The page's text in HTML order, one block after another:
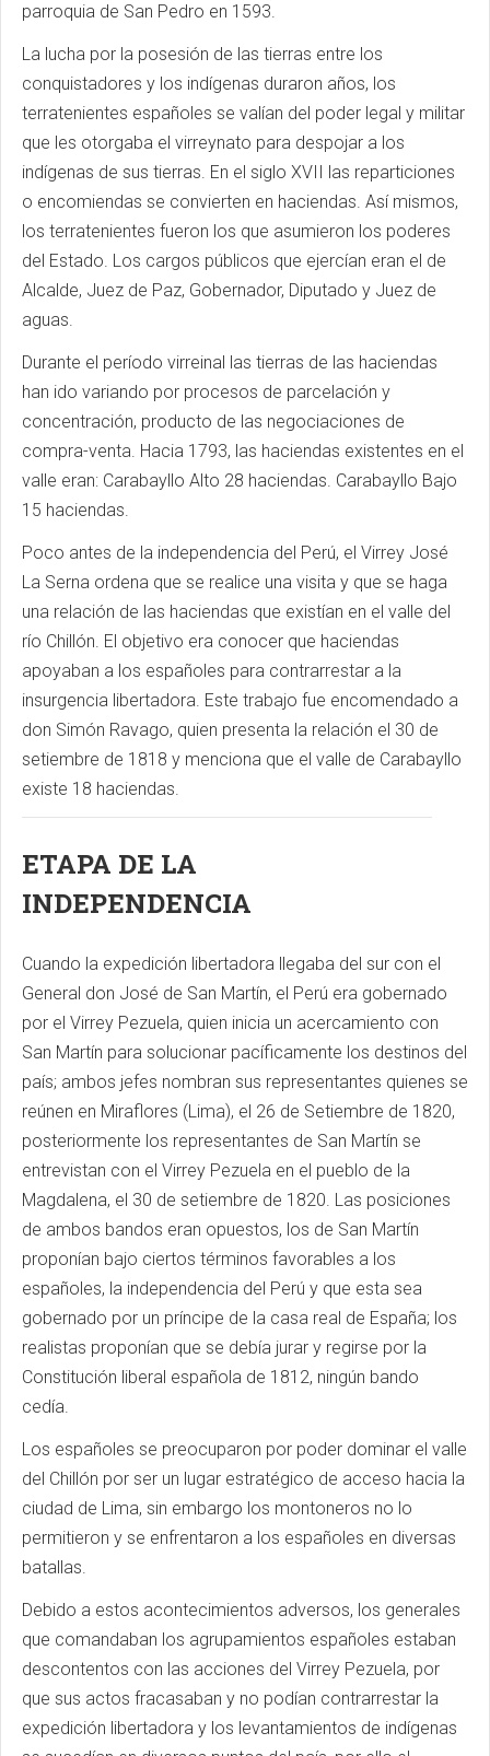
parroquia de San Pedro en 1593.
La lucha por la posesión de las tierras entre los
conquistadores y los indígenas duraron años, los
terratenientes españoles se valían del poder legal y militar
que les otorgaba el virreynato para despojar a los
indígenas de sus tierras. En el siglo XVII las reparticiones
o encomiendas se convierten en haciendas. Así mismos,
los terratenientes fueron los que asumieron los poderes
del Estado. Los cargos públicos que ejercían eran el de
Alcalde, Juez de Paz, Gobernador, Diputado y Juez de
aguas.
Durante el período virreinal las tierras de las haciendas
han ido variando por procesos de parcelación y
concentración, producto de las negociaciones de
compra-venta. Hacia 1793, las haciendas existentes en el
valle eran: Carabayllo Alto 28 haciendas. Carabayllo Bajo
15 haciendas.
Poco antes de la independencia del Perú, el Virrey José
La Serna ordena que se realice una visita y que se haga
una relación de las haciendas que existían en el valle del
río Chillón. El objetivo era conocer que haciendas
apoyaban a los españoles para contrarrestar a la
insurgencia libertadora. Este trabajo fue encomendado a
don Simón Ravago, quien presenta la relación el 30 de
setiembre de 1818 y menciona que el valle de Carabayllo
existe 18 haciendas.
ETAPA DE LA
INDEPENDENCIA
Cuando la expedición libertadora llegaba del sur con el
General don José de San Martín, el Perú era gobernado
por el Virrey Pezuela, quien inicia un acercamiento con
San Martín para solucionar pacíficamente los destinos del
país; ambos jefes nombran sus representantes quienes se
reúnen en Miraflores (Lima), el 26 de Setiembre de 1820,
posteriormente los representantes de San Martín se
entrevistan con el Virrey Pezuela en el pueblo de la
Magdalena, el 30 de setiembre de 1820. Las posiciones
de ambos bandos eran opuestos, los de San Martín
proponían bajo ciertos términos favorables a los
españoles, la independencia del Perú y que esta sea
gobernado por un príncipe de la casa real de España; los
realistas proponían que se debía jurar y regirse por la
Constitución liberal española de 1812, ningún bando
cedía.
Los españoles se preocuparon por poder dominar el valle
del Chillón por ser un lugar estratégico de acceso hacia la
ciudad de Lima, sin embargo los montoneros no lo
permitieron y se enfrentaron a los españoles en diversas
batallas.
Debido a estos acontecimientos adversos, los generales
que comandaban los agrupamientos españoles estaban
descontentos con las acciones del Virrey Pezuela, por
que sus actos fracasaban y no podían contrarrestar la
expedición libertadora y los levantamientos de indígenas